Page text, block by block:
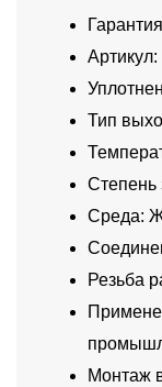
Тип
Степень
Среда:
Резьба
Монтаж